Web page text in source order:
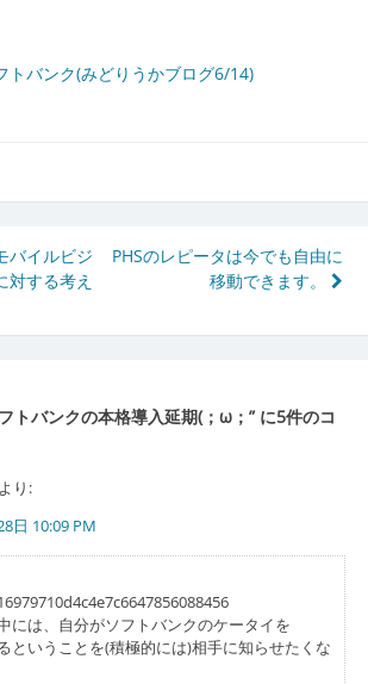
トバンク(みどりうかブログ6/14)
バイルビジ
対する考え
PHSのレピータは今でも自由に
移動できます。
トバンクの本格導入延期(；ω； ” に5件のコ
より:
日 10:09 PM
には、自分がソフトバンクのケータイを
ということを(積極的には)相手に知らせたくな